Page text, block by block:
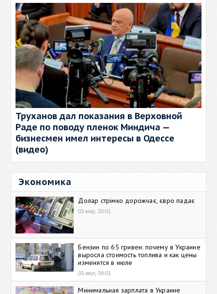
Труханов дал показания в Верховной
Раде по поводу пленок Миндича —
бизнесмен имел интересы в Одессе
(видео)
Экономика
Долар стрімко дорожчає, євро падає
03 мар, 20:01
Бензин по 65 гривен: почему в Украине
выросла стоимость топлива и как цены
изменятся в июле
03 июл, 09:01
Минимальная зарплата в Украине